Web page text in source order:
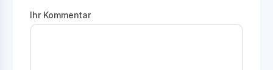
Ihr Kommentar